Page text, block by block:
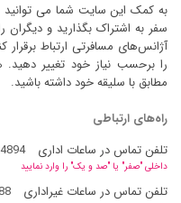
به کمک این سایت شما می توانید
سفر به اشتراک بگذارید و دیگران
آژانس‌های مسافرتی ارتباط
را برحسب نیاز خود تغییر
مطابق با سلیقه خود داشته باشید.
راه‌های ارتباطی
تلفن تماس در ساعات اداری
داخلی "صفر" یا "صد و یک" را وارد نمایید
تلفن تماس در ساعات غیراداری